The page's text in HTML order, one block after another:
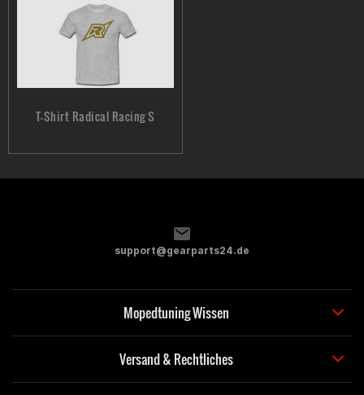
T-Shirt Radical Racing S
support@gearparts24.de
Mopedtuning Wissen
Versand & Rechtliches